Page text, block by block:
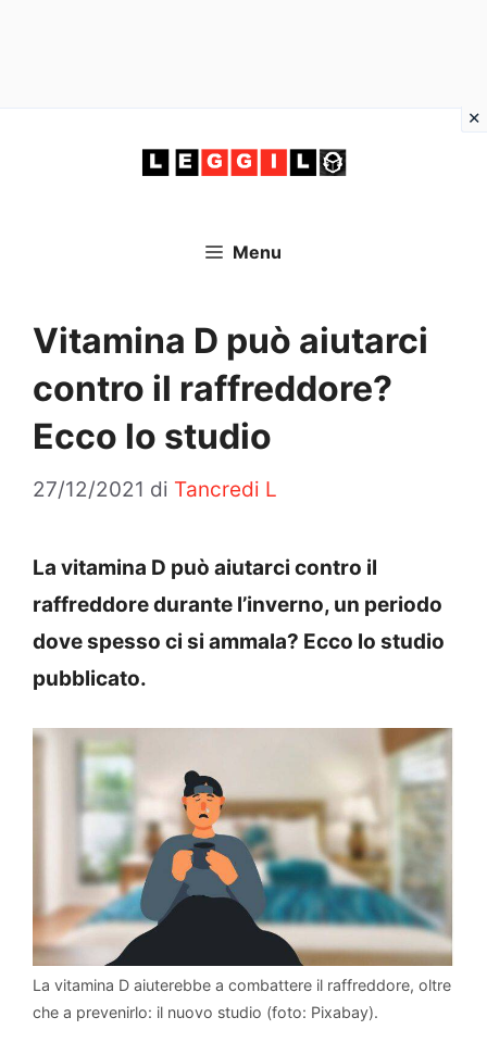
Menu
Vitamina D può aiutarci
contro il raffreddore?
Ecco lo studio
27/12/2021 di Tancredi L
La vitamina D può aiutarci contro il
raffreddore durante l’inverno, un periodo
dove spesso ci si ammala? Ecco lo studio
pubblicato.
La vitamina D aiuterebbe a combattere il raffreddore, oltre
che a prevenirlo: il nuovo studio (foto: Pixabay).